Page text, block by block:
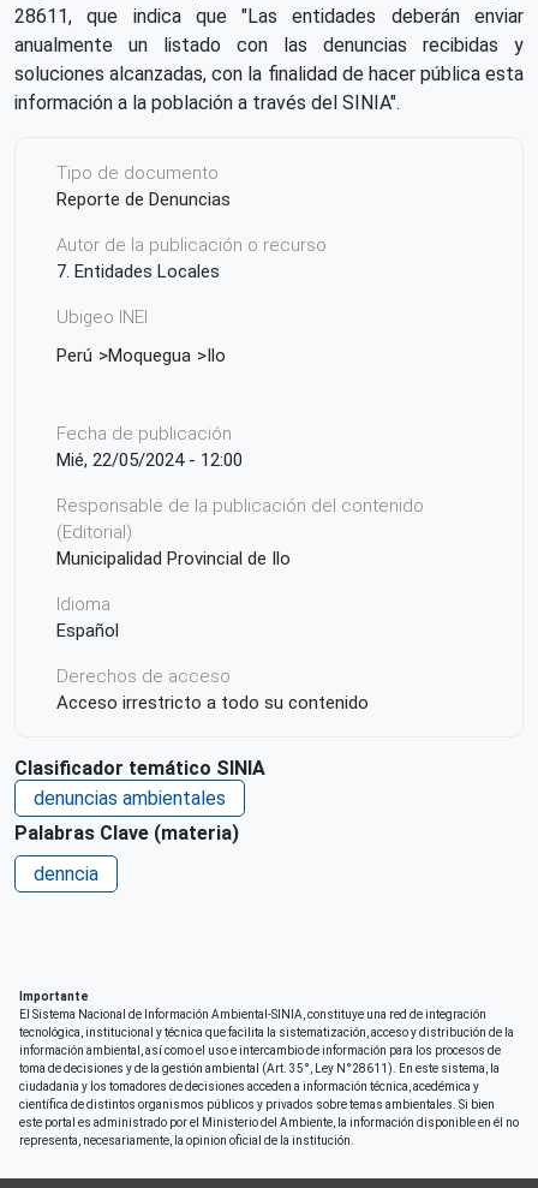
28611, que indica que "Las entidades deberán enviar
anualmente un listado con las denuncias recibidas y
soluciones alcanzadas, con la finalidad de hacer pública esta
información a la población a través del SINIA".
Tipo de documento
Reporte de Denuncias
Autor de la publicación o recurso
7. Entidades Locales
Ubigeo INEI
Perú
Moquegua Ilo
Fecha de publicación
Mié, 22/05/2024 - 12:00
Responsable de la publicación del contenido
(Editorial)
Municipalidad Provincial de Ilo
Idioma
Español
Derechos de acceso
Acceso irrestricto a todo su contenido
Clasificador temático SINIA
denuncias ambientales
Palabras Clave (materia)
denncia
Importante
El Sistema Nacional de Información Ambiental-SINIA, constituye una red de integración
tecnológica, institucional y técnica que facilita la sistematización, acceso y distribución de la
información ambiental, así como el uso e intercambio de información para los procesos de
toma de decisiones y de la gestión ambiental (Art. 35°, Ley N°28611). En este sistema, la
ciudadania y los tomadores de decisiones acceden a información técnica, acedémica y
científica de distintos organismos públicos y privados sobre temas ambientales. Si bien
este portal es administrado por el Ministerio del Ambiente, la información disponible en él no
representa, necesariamente, la opinion oficial de la institución.